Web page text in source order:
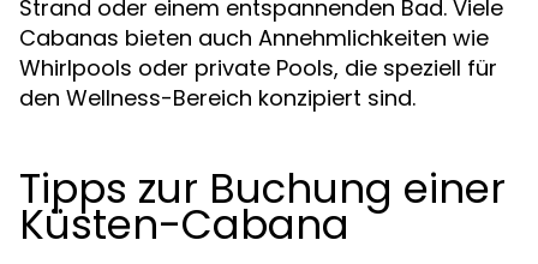
Strand oder einem entspannenden Bad. Viele
Cabanas bieten auch Annehmlichkeiten wie
Whirlpools oder private Pools, die speziell für
den Wellness-Bereich konzipiert sind.
Tipps zur Buchung einer
Küsten-Cabana